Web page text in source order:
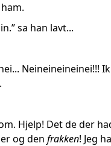
sa han lavt...
Hjelp! Det de der
og den frakken! Jeg